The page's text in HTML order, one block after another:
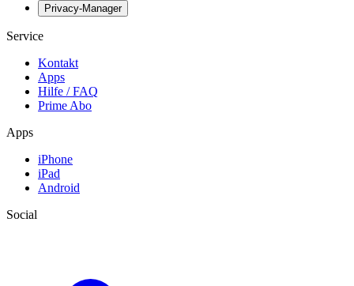
Privacy-Manager
Service
Kontakt
Apps
Hilfe / FAQ
Prime Abo
Apps
iPhone
iPad
Android
Social